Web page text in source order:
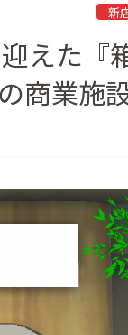
新
えた『
商業施